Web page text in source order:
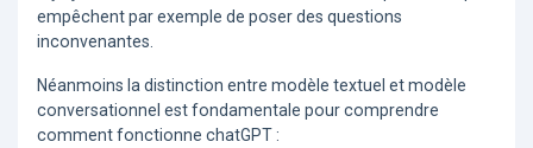
empêchent par exemple de poser des questions
inconvenantes.
Néanmoins la distinction entre modèle textuel et modèle
conversationnel est fondamentale pour comprendre
comment fonctionne chatGPT :